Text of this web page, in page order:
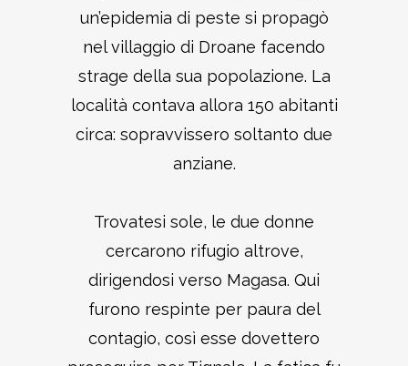
un’epidemia di peste si propagò
nel villaggio di Droane facendo
strage della sua popolazione. La
località contava allora 150 abitanti
circa: sopravvissero soltanto due
anziane.
Trovatesi sole, le due donne
cercarono rifugio altrove,
dirigendosi verso Magasa. Qui
furono respinte per paura del
contagio, così esse dovettero